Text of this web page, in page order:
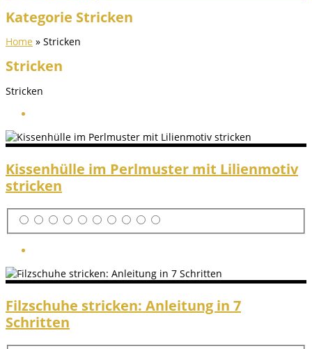
Kategorie Stricken
Home » Stricken
Stricken
Stricken
Kissenhülle im Perlmuster mit Lilienmotiv
stricken
Filzschuhe stricken: Anleitung in 7
Schritten